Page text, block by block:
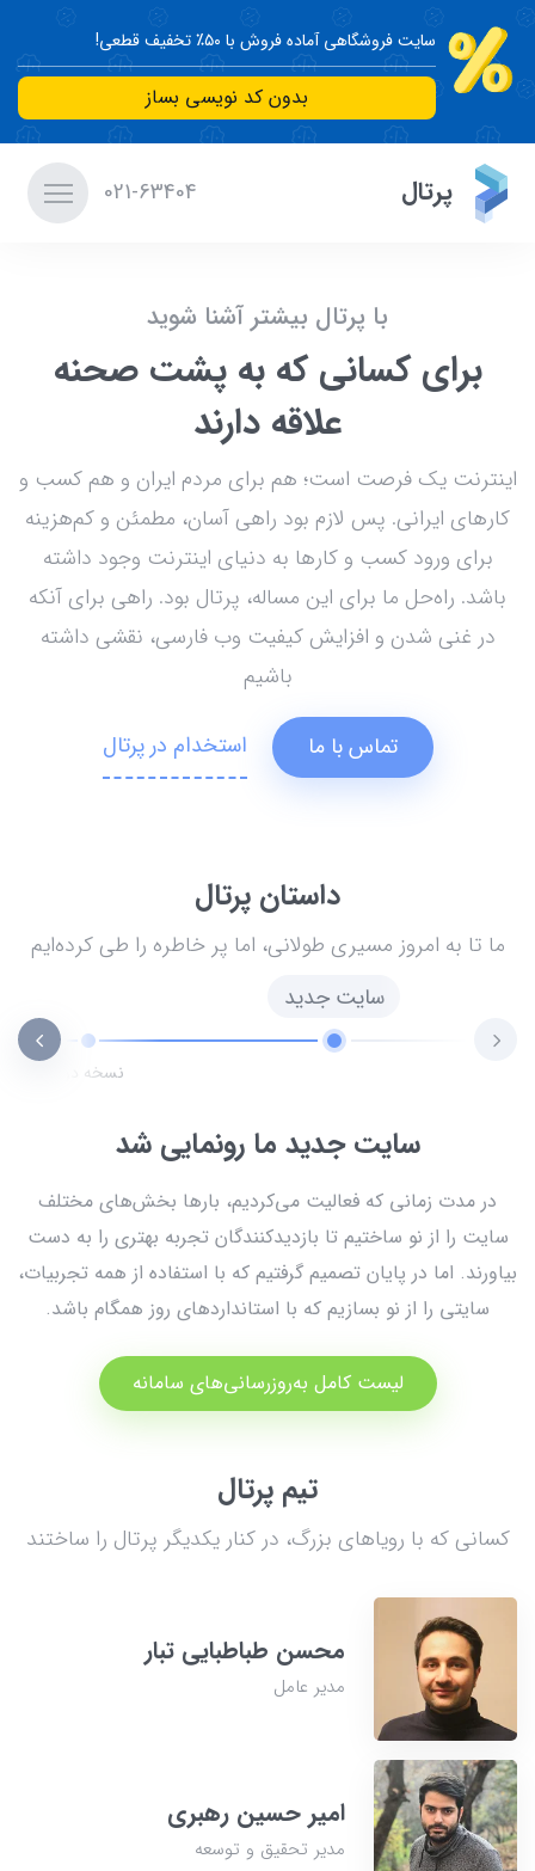
سایت فروشگاهی آماده فروش با ۵۰٪ تخفیف قطعی!
بدون کد نویسی بساز
پرتال 021-63404
با پرتال بیشتر آشنا شوید
برای کسانی که به پشت صحنه
علاقه دارند
اینترنت یک فرصت است؛ هم برای مردم ایران و هم کسب و
کارهای ایرانی. پس لازم بود راهی آسان، مطمئن و کم‌هزینه
برای ورود کسب و کارها به دنیای اینترنت وجود داشته
باشد. راه‌حل ما برای این مساله، پرتال بود. راهی برای آنکه
در غنی شدن و افزایش کیفیت وب فارسی، نقشی داشته
باشیم
تماس با ما استخدام در پرتال
داستان پرتال
ما تا به امروز مسیری طولانی، اما پر خاطره را طی کرده‌ایم
نسخه دوم
سایت جدید
سایت جدید ما رونمایی شد
در مدت زمانی که فعالیت می‌کردیم، بارها بخش‌های مختلف
سایت را از نو ساختیم تا بازدیدکنندگان تجربه بهتری را به دست
بیاورند. اما در پایان تصمیم گرفتیم که با استفاده از همه تجربیات،
سایتی را از نو بسازیم که با استانداردهای روز همگام باشد.
لیست کامل به‌روزرسانی‌های سامانه
تیم پرتال
کسانی که با رویاهای بزرگ، در کنار یکدیگر پرتال را ساختند
محسن طباطبایی تبار
مدیر عامل
امیر حسین رهبری
مدیر تحقیق و توسعه